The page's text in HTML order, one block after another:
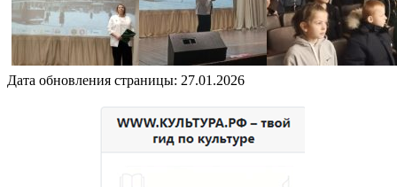
Дата обновления страницы: 27.01.2026